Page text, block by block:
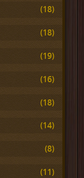
(18)
(18)
(19)
(16)
(18)
(14)
(8)
(11)